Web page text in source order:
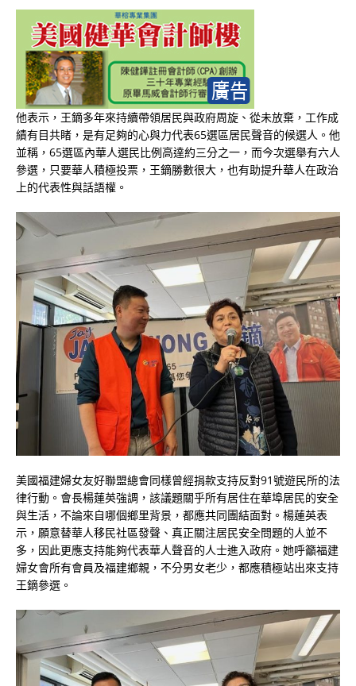
他表示，王鏑多年來持續帶領居民與政府周旋、從未放棄，工作成
績有目共睹，是有足夠的心與力代表65選區居民聲音的候選人。他
並稱，65選區內華人選民比例高達約三分之一，而今次選舉有六人
參選，只要華人積極投票，王鏑勝數很大，也有助提升華人在政治
上的代表性與話語權。
美國福建婦女友好聯盟總會同樣曾經捐款支持反對91號遊民所的法
律行動。會長楊蓮英強調，該議題關乎所有居住在華埠居民的安全
與生活，不論來自哪個鄉里背景，都應共同團結面對。楊蓮英表
示，願意替華人移民社區發聲、真正關注居民安全問題的人並不
多，因此更應支持能夠代表華人聲音的人士進入政府。她呼籲福建
婦女會所有會員及福建鄉親，不分男女老少，都應積極站出來支持
王鏑參選。